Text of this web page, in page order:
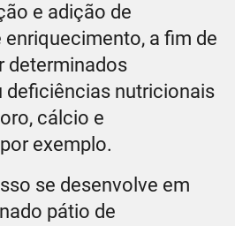
e adição de
a fim de
determinados
deficiências nutricionais
cálcio e
exemplo.
se desenvolve em
pátio de